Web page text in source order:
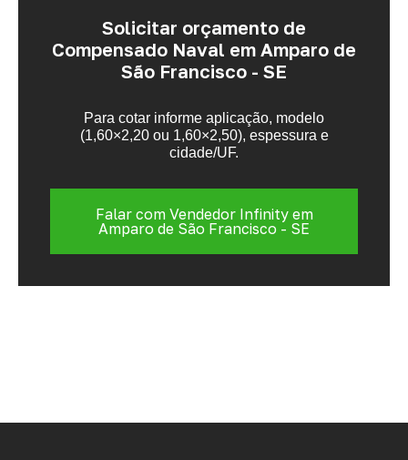
Solicitar orçamento de
Compensado Naval em Amparo de
São Francisco - SE
Para cotar informe aplicação, modelo
(1,60×2,20 ou 1,60×2,50), espessura e
cidade/UF.
Falar com Vendedor Infinity em
Amparo de São Francisco - SE